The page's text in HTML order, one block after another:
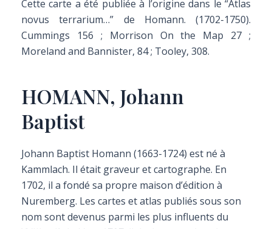
Cette carte a été publiée à l’origine dans le “Atlas
novus terrarium…” de Homann. (1702-1750).
Cummings 156 ; Morrison On the Map 27 ;
Moreland and Bannister, 84 ; Tooley, 308.
HOMANN, Johann
Baptist
Johann Baptist Homann (1663-1724) est né à
Kammlach. Il était graveur et cartographe. En
1702, il a fondé sa propre maison d’édition à
Nuremberg. Les cartes et atlas publiés sous son
nom sont devenus parmi les plus influents du